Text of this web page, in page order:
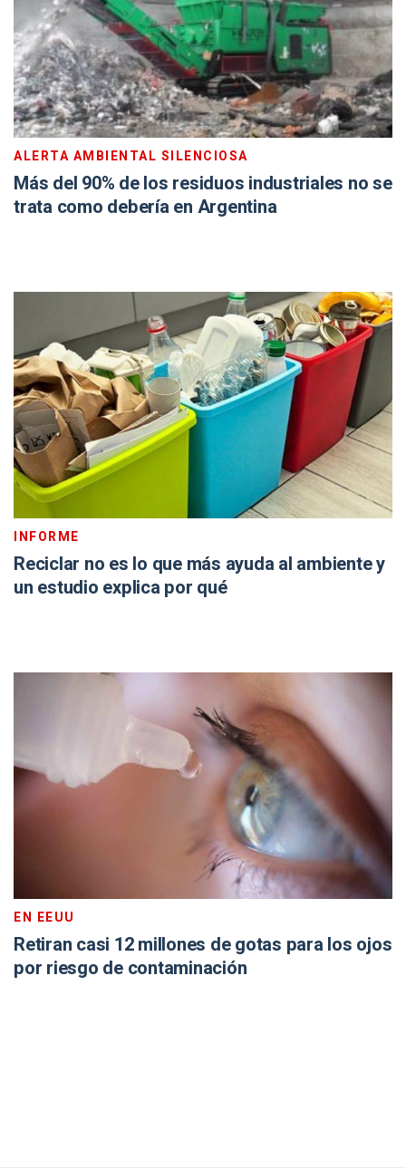
ALERTA AMBIENTAL SILENCIOSA
Más del 90% de los residuos industriales no se
trata como debería en Argentina
INFORME
Reciclar no es lo que más ayuda al ambiente y
un estudio explica por qué
EN EEUU
Retiran casi 12 millones de gotas para los ojos
por riesgo de contaminación